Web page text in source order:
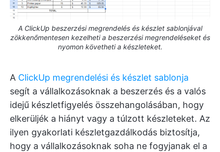
A ClickUp beszerzési megrendelés és készlet sablonjával
zökkenőmentesen kezelheti a beszerzési megrendeléseket és
nyomon követheti a készleteket.
A ClickUp megrendelési és készlet sablonja
segít a vállalkozásoknak a beszerzés és a valós
idejű készletfigyelés összehangolásában, hogy
elkerüljék a hiányt vagy a túlzott készleteket. Az
ilyen gyakorlati készletgazdálkodás biztosítja,
hogy a vállalkozásoknak soha ne fogyjanak el a